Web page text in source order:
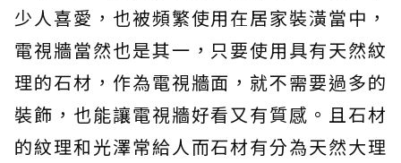
少人喜愛，也被頻繁使用在居家裝潢當中，
電視牆當然也是其一，只要使用具有天然紋
理的石材，作為電視牆面，就不需要過多的
裝飾，也能讓電視牆好看又有質感。且石材
的紋理和光澤常給人而石材有分為天然大理